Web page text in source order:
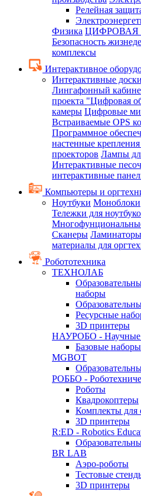
Релейная
Физика ЦИФРОВАЯ
Безопасность
комплексы
Интерактивное
Интерактивные доски
Лингафонный
проекта "Цифровая
камеры Цифровые
Встраиваемые OPS
Программное
настенные
проекторов Лампы
Интерактивные
интерактивные
Компьютеры и
Ноутбуки Моноблоки
Тележки для
Сканеры Ламинаторы
материалы для
Робототехника
ТЕХНОЛАБ
наборы
Ресурсные
3D принтеры
НАУРОБО - Научные
Базовые наборы
MGBOT
РОББО -
Роботы
Квадрокоптеры
Комплекты для
3D принтеры
R:ED - Robotics
BR LAB
Аэро-роботы
Тестовые
3D принтеры